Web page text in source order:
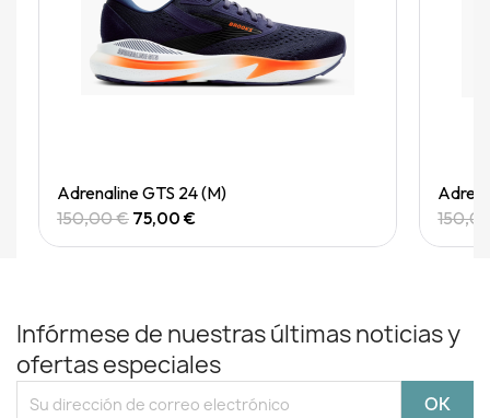
Quick View
Adrenaline GTS 24 (M)
150,00 € 75,00 €
Infórmese de nuestras últimas noticias y
ofertas especiales